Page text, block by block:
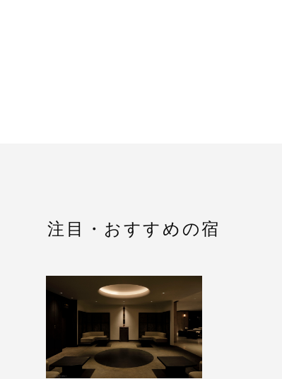
注目・おすすめの宿